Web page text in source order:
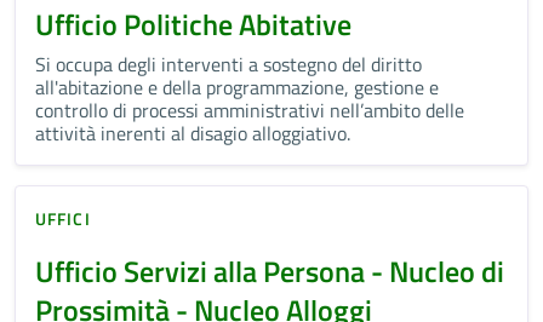
Ufficio Politiche Abitative
Si occupa degli interventi a sostegno del diritto
all'abitazione e della programmazione, gestione e
controllo di processi amministrativi nell’ambito delle
attività inerenti al disagio alloggiativo.
UFFICI
Ufficio Servizi alla Persona - Nucleo di
Prossimità - Nucleo Alloggi